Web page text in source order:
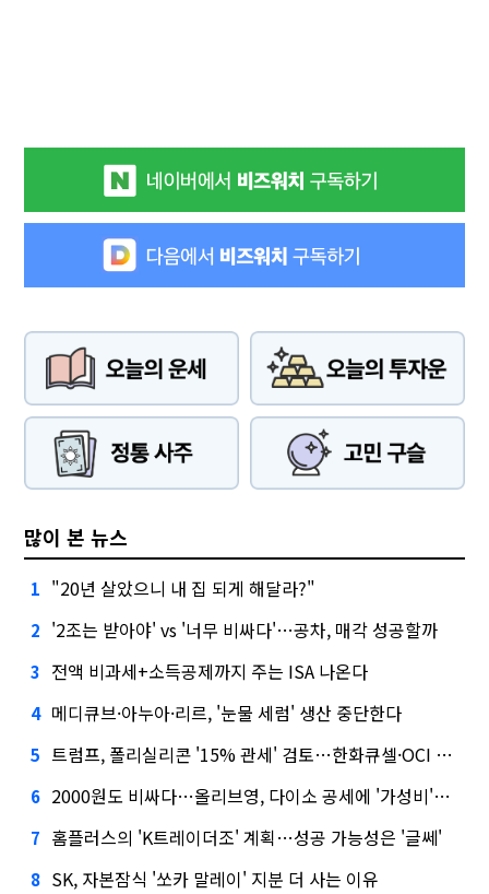
많이 본 뉴스
1 "20년 살았으니 내 집 되게 해달라?"
2 '2조는 받아야' vs '너무 비싸다'…공차, 매각 성공할까
3 전액 비과세+소득공제까지 주는 ISA 나온다
4 메디큐브·아누아·리르, '눈물 세럼' 생산 중단한다
5 트럼프, 폴리실리콘 '15% 관세' 검토…한화큐셀·OCI 영향은?
6 2000원도 비싸다…올리브영, 다이소 공세에 '가성비'로 맞불
7 홈플러스의 'K트레이더조' 계획…성공 가능성은 '글쎄'
8 SK, 자본잠식 '쏘카 말레이' 지분 더 사는 이유